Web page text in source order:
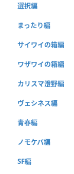
選択編
まったり編
サイワイの箱編
ワザワイの箱編
カリスマ澄野編
ヴェシネス編
青春編
ノモケバ編
SF編